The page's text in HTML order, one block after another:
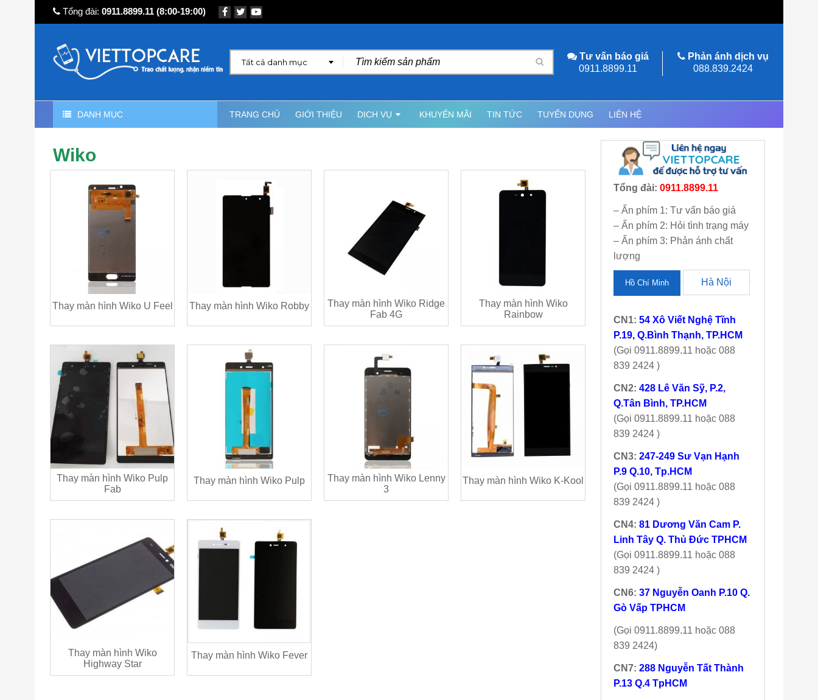
Tổng đài: 0911.8899.11 (8:00-19:00)
Tất cả danh mục
Tư vấn báo giá
0911.8899.11
Phản ánh dịch vụ
088.839.2424
DANH MỤC TRANG CHỦ GIỚI THIỆU DỊCH VỤ KHUYẾN MÃI TIN TỨC TUYỂN DỤNG LIÊN HỆ
Wiko
Thay màn hình Wiko U Feel Thay màn hình Wiko Robby
Thay màn hình Wiko Ridge
Fab 4G
Thay màn hình Wiko
Rainbow
Thay màn hình Wiko Pulp
Fab
Thay màn hình Wiko Pulp
Thay màn hình Wiko Lenny
3
Thay màn hình Wiko K-Kool
Thay màn hình Wiko
Highway Star
Thay màn hình Wiko Fever
Tổng đài: 0911.8899.11
– Ấn phím 1: Tư vấn báo giá
– Ấn phím 2: Hỏi tình trạng máy
– Ấn phím 3: Phản ánh chất
lượng
Hồ Chí Minh Hà Nội
CN1: 54 Xô Viết Nghệ Tĩnh
P.19, Q.Bình Thạnh, TP.HCM
(Gọi 0911.8899.11 hoặc 088
839 2424 )
CN2: 428 Lê Văn Sỹ, P.2,
Q.Tân Bình, TP.HCM
(Gọi 0911.8899.11 hoặc 088
839 2424 )
CN3: 247-249 Sư Vạn Hạnh
P.9 Q.10, Tp.HCM
(Gọi 0911.8899.11 hoặc 088
839 2424 )
CN4: 81 Dương Văn Cam P.
Linh Tây Q. Thủ Đức TPHCM
(Gọi 0911.8899.11 hoặc 088
839 2424 )
CN6: 37 Nguyễn Oanh P.10 Q.
Gò Vấp TPHCM
(Gọi 0911.8899.11 hoặc 088
839 2424)
CN7: 288 Nguyễn Tất Thành
P.13 Q.4 TpHCM